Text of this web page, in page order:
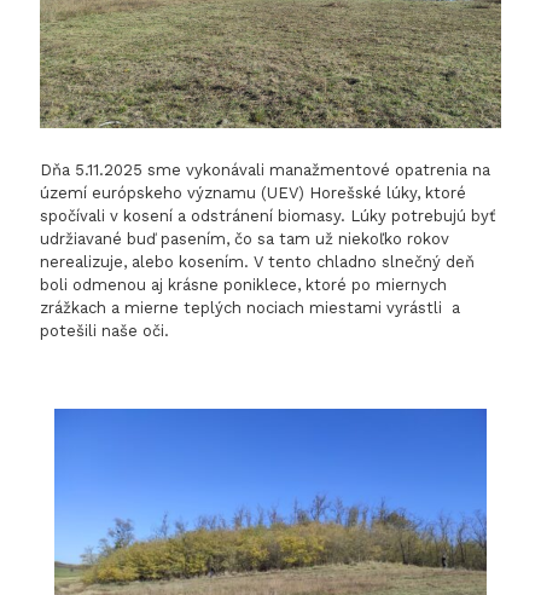
Dňa 5.11.2025 sme vykonávali manažmentové opatrenia na
území európskeho významu (UEV) Horešské lúky, ktoré
spočívali v kosení a odstránení biomasy. Lúky potrebujú byť
udržiavané buď pasením, čo sa tam už niekoľko rokov
nerealizuje, alebo kosením. V tento chladno slnečný deň
boli odmenou aj krásne poniklece, ktoré po miernych
zrážkach a mierne teplých nociach miestami vyrástli a
potešili naše oči.